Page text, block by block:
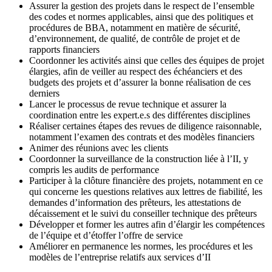
Assurer la gestion des projets dans le respect de l’ensemble
des codes et normes applicables, ainsi que des politiques et
procédures de BBA, notamment en matière de sécurité,
d’environnement, de qualité, de contrôle de projet et de
rapports financiers
Coordonner les activités ainsi que celles des équipes de projet
élargies, afin de veiller au respect des échéanciers et des
budgets des projets et d’assurer la bonne réalisation de ces
derniers
Lancer le processus de revue technique et assurer la
coordination entre les expert.e.s des différentes disciplines
Réaliser certaines étapes des revues de diligence raisonnable,
notamment l’examen des contrats et des modèles financiers
Animer des réunions avec les clients
Coordonner la surveillance de la construction liée à l’II, y
compris les audits de performance
Participer à la clôture financière des projets, notamment en ce
qui concerne les questions relatives aux lettres de fiabilité, les
demandes d’information des prêteurs, les attestations de
décaissement et le suivi du conseiller technique des prêteurs
Développer et former les autres afin d’élargir les compétences
de l’équipe et d’étoffer l’offre de service
Améliorer en permanence les normes, les procédures et les
modèles de l’entreprise relatifs aux services d’II